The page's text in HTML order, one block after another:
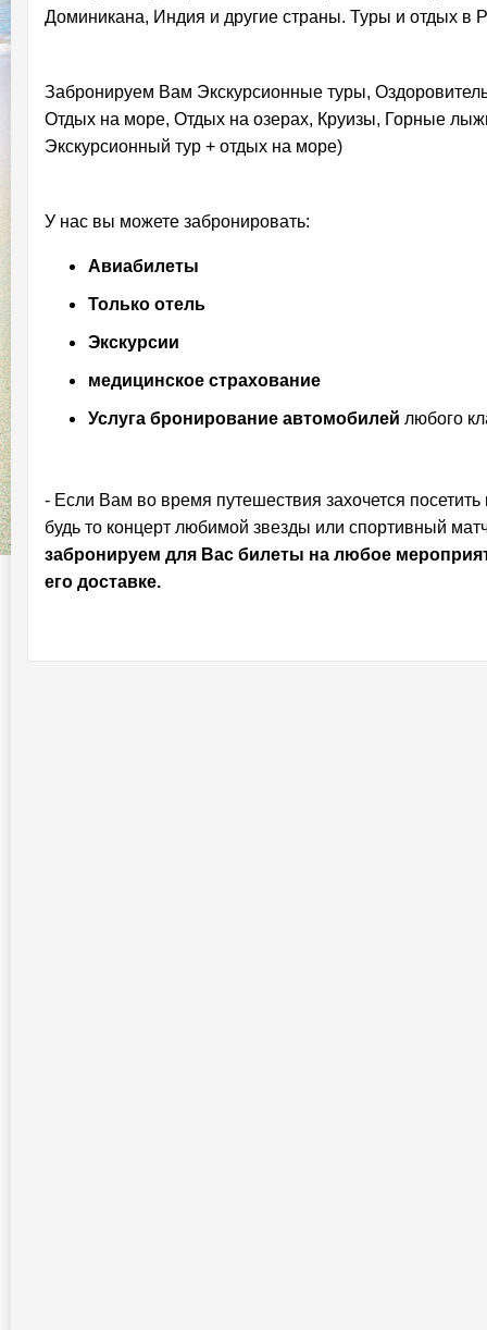
Доминикана, Индия и другие страны. Туры и отдых в
Забронируем Вам Экскурсионные туры,
Отдых на море, Отдых на озерах, Круизы, Горные
Экскурсионный тур + отдых на море)
У нас вы можете забронировать:
Авиабилеты
Только отель
Экскурсии
медицинское страхование
Услуга бронирование автомобилей любого
- Если Вам во время путешествия захочется
будь то концерт любимой звезды или спортивный
забронируем для Вас билеты на любое
его доставке.